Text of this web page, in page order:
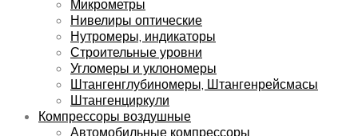
Микрометры
Нивелиры оптические
Нутромеры, индикаторы
Строительные уровни
Угломеры и уклономеры
Штангенглубиномеры, Штангенрейсмасы
Штангенциркули
Компрессоры воздушные
Автомобильные компрессоры